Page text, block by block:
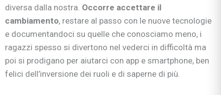
diversa dalla nostra. Occorre accettare il
cambiamento, restare al passo con le nuove tecnologie
e documentandoci su quelle che conosciamo meno, i
ragazzi spesso si divertono nel vederci in difficoltà ma
poi si prodigano per aiutarci con app e smartphone, ben
felici dell’inversione dei ruoli e di saperne di più.